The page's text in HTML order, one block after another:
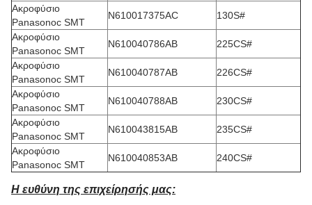
Ακροφύσιο
Panasonoc SMT
N610017375AC
130S#
Ακροφύσιο
Panasonoc SMT
N610040786AB
225CS#
Ακροφύσιο
Panasonoc SMT
N610040787AB
226CS#
Ακροφύσιο
Panasonoc SMT
N610040788AB
230CS#
Ακροφύσιο
Panasonoc SMT
N610043815AB
235CS#
Ακροφύσιο
Panasonoc SMT
N610040853AB 240CS#
Η ευθύνη της επιχείρησής μας: